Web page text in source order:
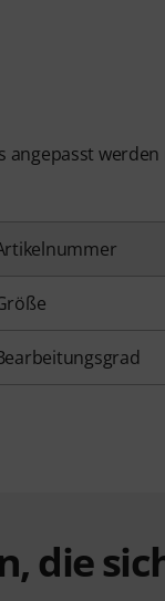
angepasst werden
die